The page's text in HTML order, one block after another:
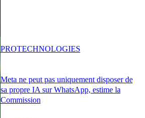
Meta ne peut pas uniquement disposer de
sa propre IA sur WhatsApp, estime la
Commission
PROTECHNOLOGIES